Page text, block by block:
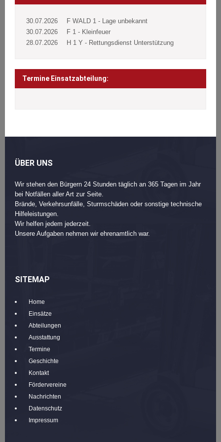
30.07.2026
F WALD 1 - Lage unbekannt
30.07.2026
F 1 - Kleinfeuer
28.07.2026
H 1 Y - Rettungsdienst Unterstützung
Termine Einsatzabteilung:
ÜBER UNS
Wir stehen den Bürgern 24 Stunden täglich an 365 Tagen im Jahr
bei Notfällen aller Art zur Seite.
Brände, Verkehrsunfälle, Sturmschäden oder sonstige technische
Hilfeleistungen.
Wir helfen jedem jederzeit.
Unsere Aufgaben nehmen wir ehrenamtlich war.
SITEMAP
Home
Einsätze
Abteilungen
Ausstattung
Termine
Geschichte
Kontakt
Fördervereine
Nachrichten
Datenschutz
Impressum